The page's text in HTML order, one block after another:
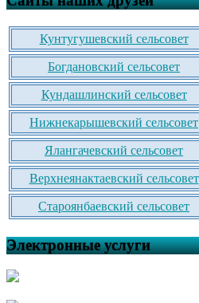
Кунтугушевский сельсовет
Богдановский сельсовет
Кундашлинский сельсовет
Нижнекарышевский сельсовет
Ялангачевский сельсовет
Верхнеянактаевский сельсовет
Староянбаевский сельсовет
Электронные услуги